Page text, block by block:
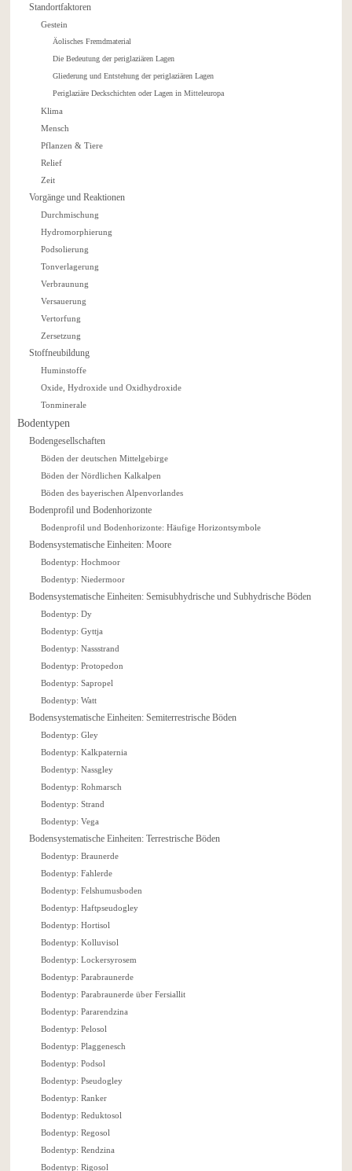
Standortfaktoren
Gestein
Äolisches Fremdmaterial
Die Bedeutung der periglaziären Lagen
Gliederung und Entstehung der periglaziären Lagen
Periglaziäre Deckschichten oder Lagen in Mitteleuropa
Klima
Mensch
Pflanzen & Tiere
Relief
Zeit
Vorgänge und Reaktionen
Durchmischung
Hydromorphierung
Podsolierung
Tonverlagerung
Verbraunung
Versauerung
Vertorfung
Zersetzung
Stoffneubildung
Huminstoffe
Oxide, Hydroxide und Oxidhydroxide
Tonminerale
Bodentypen
Bodengesellschaften
Böden der deutschen Mittelgebirge
Böden der Nördlichen Kalkalpen
Böden des bayerischen Alpenvorlandes
Bodenprofil und Bodenhorizonte
Bodenprofil und Bodenhorizonte: Häufige Horizontsymbole
Bodensystematische Einheiten: Moore
Bodentyp: Hochmoor
Bodentyp: Niedermoor
Bodensystematische Einheiten: Semisubhydrische und Subhydrische Böden
Bodentyp: Dy
Bodentyp: Gyttja
Bodentyp: Nassstrand
Bodentyp: Protopedon
Bodentyp: Sapropel
Bodentyp: Watt
Bodensystematische Einheiten: Semiterrestrische Böden
Bodentyp: Gley
Bodentyp: Kalkpaternia
Bodentyp: Nassgley
Bodentyp: Rohmarsch
Bodentyp: Strand
Bodentyp: Vega
Bodensystematische Einheiten: Terrestrische Böden
Bodentyp: Braunerde
Bodentyp: Fahlerde
Bodentyp: Felshumusboden
Bodentyp: Haftpseudogley
Bodentyp: Hortisol
Bodentyp: Kolluvisol
Bodentyp: Lockersyrosem
Bodentyp: Parabraunerde
Bodentyp: Parabraunerde über Fersiallit
Bodentyp: Pararendzina
Bodentyp: Pelosol
Bodentyp: Plaggenesch
Bodentyp: Podsol
Bodentyp: Pseudogley
Bodentyp: Ranker
Bodentyp: Reduktosol
Bodentyp: Regosol
Bodentyp: Rendzina
Bodentyp: Rigosol